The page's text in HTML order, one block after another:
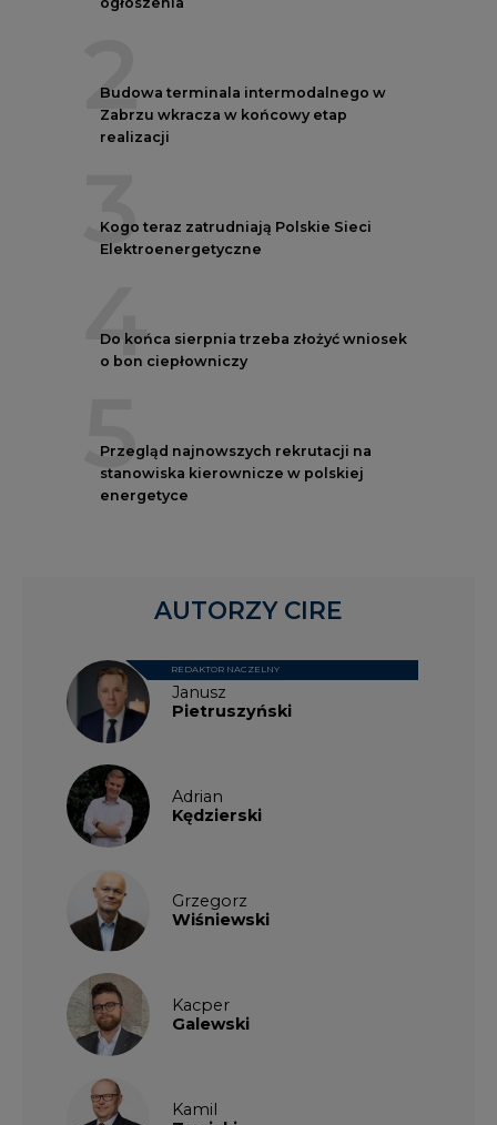
2
Budowa terminala intermodalnego w
Zabrzu wkracza w końcowy etap
realizacji
3
Kogo teraz zatrudniają Polskie Sieci
Elektroenergetyczne
4
Do końca sierpnia trzeba złożyć wniosek
o bon ciepłowniczy
5
Przegląd najnowszych rekrutacji na
stanowiska kierownicze w polskiej
energetyce
Janusz
Pietruszyński
REDAKTOR NACZELNY
Adrian
Kędzierski
Grzegorz
Wiśniewski
Kacper
Galewski
Kamil
AUTORZY CIRE